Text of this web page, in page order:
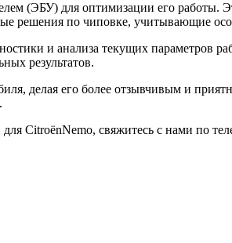
(ЭБУ) для оптимизации его работы.
решения по чиповке, учитывающие
и анализа текущих параметров
результатов.
делая его более отзывчивым и
CitroënNemo, свяжитесь с нами по